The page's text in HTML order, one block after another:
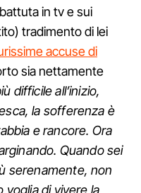
in tv e sui
tradimento di lei
accuse di
sia nettamente
difficile all’inizio,
la sofferenza è
e rancore. Ora
Quando sei
serenamente, non
voglia di vivere la